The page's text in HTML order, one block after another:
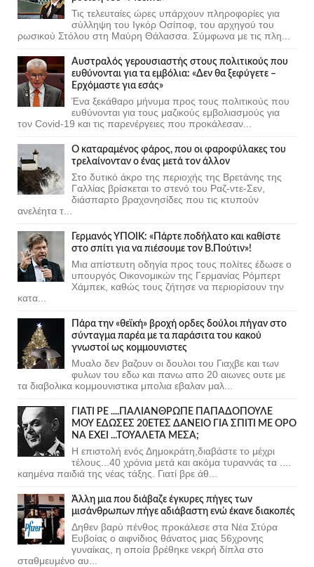
Τις τελευταίες ώρες υπάρχουν πληροφορίες για
σύλληψη του Ιγκόρ Οσίποφ, του αρχηγού του
ρωσικού Στόλου στη Μαύρη Θάλασσα. Σύμφωνα με τις πλη...
Αυστραλός γερουσιαστής στους πολιτικούς που
ευθύνονται για τα εμβόλια: «Δεν θα ξεφύγετε –
Ερχόμαστε για εσάς»
Ένα ξεκάθαρο μήνυμα προς τους πολιτικούς που
ευθύνονται για τους μαζικούς εμβολιασμούς για
τον Covid-19 και τις παρενέργειες που προκάλεσαν...
Ο καταραμένος φάρος, που οι φαροφύλακες του
τρελαίνονταν ο ένας μετά τον άλλον
Στο δυτικό άκρο της περιοχής της Βρετάνης της
Γαλλίας βρίσκεται το στενό του Ραζ-ντε-Σεν,
διάσπαρτο βραχονησίδες που τις κτυπούν
ανελέητα τ...
Γερμανός ΥΠΟΙΚ: «Πάρτε ποδήλατο και καθίστε
στο σπίτι για να πιέσουμε τον Β.Πούτιν»!
Μια απίστευτη οδηγία προς τους πολίτες έδωσε ο
υπουργός Οικονομικών της Γερμανίας Ρόμπερτ
Χάμπεκ, καθώς τους ζήτησε να περιορίσουν την
κατα...
Πάρα την «θεϊκή» βροχή ορδες δούλοι πήγαν στο
σύνταγμα παρέα με τα παράσιτα του κακού
γνωστοί ως κομμουνιστες
Μυαλο δεν βαζουν οι δουλοι του Γιαχβε και των
φυλων του εδω και πανω απο 20 αιωνες ουτε με
τα διαβολικα κομμουνιστικα μπολια εβαλαν μαλ...
ΓΙΑΤΙ ΡΕ ....ΠΑΛΙΑΝΘΡΩΠΕ ΠΑΠΑΔΟΠΟΥΛΕ
ΜΟΥ ΕΔΩΣΕΣ 20ΕΤΕΣ ΔΑΝΕΙΟ ΓΙΑ ΣΠΙΤΙ ΜΕ ΟΡΟ
ΝΑ ΕΧΕΙ ...ΤΟΥΑΛΕΤΑ ΜΕΣΑ;
Η επιστολή ενός Δημοκράτη,διαβάστε το μέχρι
τέλους...40 χρόνια μετά και ακόμα τυραννάς τα ....
καημένα παιδιά της νέας τάξης. Γιατί βρε άθ...
Άλλη μια που διάβαζε έγκυρες πήγες των
μισάνθρωπων πήγε αδιάβαστη ενώ έκανε διακοπές
Δηθεν βαρύ πένθος προκάλεσε στα Νέα Στύρα
Ευβοίας ο αιφνίδιος θάνατος μιας 56χρονης
γυναίκας, η οποία βρέθηκε νεκρή δίπλα στο
σταθμευμένο αυ...